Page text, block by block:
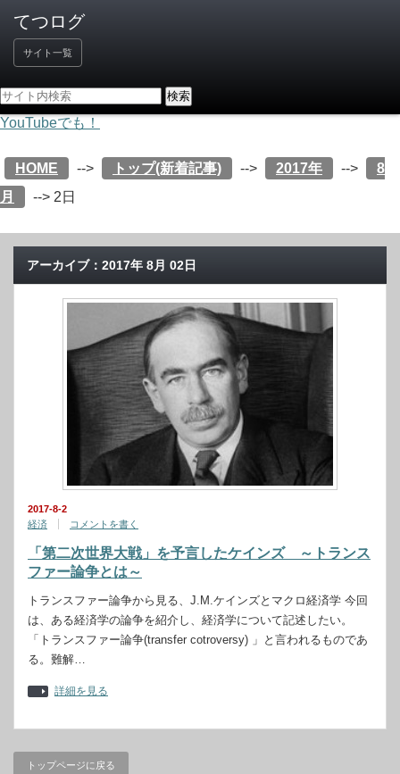
サイト一覧
YouTubeでも！
HOME --> トップ(新着記事) --> 2017年 -->
8
月
--> 2日
アーカイブ：2017年 8月 02日
2017-8-2
経済
コメントを書く
「第二次世界大戦」を予言したケインズ ～トランス
ファー論争とは～
トランスファー論争から見る、J.M.ケインズとマクロ経済学 今回
は、ある経済学の論争を紹介し、経済学について記述したい。
「トランスファー論争(transfer cotroversy) 」と言われるものであ
る。難解…
詳細を見る
トップページに戻る